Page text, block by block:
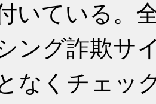
いている。
ング詐欺サ
なくチェッ